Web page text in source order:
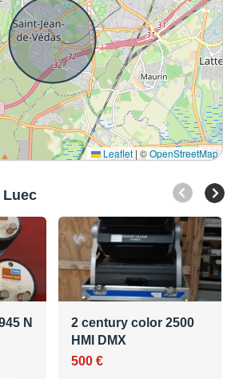
Leaflet | ©OpenStreetMap
Luec
N
2 century color 2500
HMI DMX
500 €